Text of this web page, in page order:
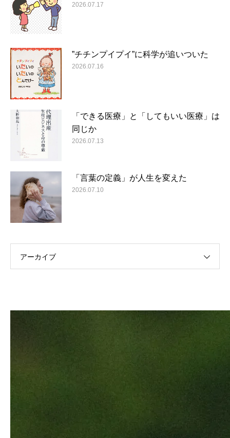
2026.07.17
”チチンプイプイ”に科学が追いついた
2026.07.16
「できる医療」と「してもいい医療」は
同じか
2026.07.13
「言葉の定義」が人生を変えた
2026.07.10
アーカイブ